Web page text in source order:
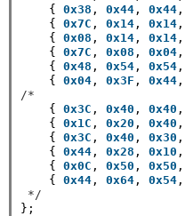
    {
0x38 , 0x44, 0x44,
    {
0x7C , 0x14, 0x14,
    {
0x08 , 0x14, 0x14,
    {
0x7C , 0x08 , 0x04,
    {
0x48 , 0x54, 0x54,
    {
0x04, 0x3F , 0x44,
/*
    {
0x3C , 0x40 , 0x40 ,
    {
0x1C , 0x20 , 0x40 ,
    {
0x3C , 0x40 , 0x30 ,
    {
0x44, 0x28 , 0x10 ,
    {
0x0C , 0x50 , 0x50 ,
    {
0x44, 0x64, 0x54,
*/
};